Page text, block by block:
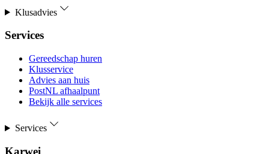
Klusadvies
Services
Gereedschap huren
Klusservice
Advies aan huis
PostNL afhaalpunt
Bekijk alle services
Services
Karwei